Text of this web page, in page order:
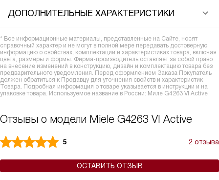
ДОПОЛНИТЕЛЬНЫЕ ХАРАКТЕРИСТИКИ
* Все информационные материалы, представленные на Сайте, носят
справочный характер и не могут в полной мере передавать достоверную
информацию о свойствах, комплектации и характеристиках товара, включая
цвета, размеры и формы. Фирма-производитель оставляет за собой право
на внесение изменений в конструкцию, дизайн и комплектацию товара без
предварительного уведомления. Перед оформлением Заказа Покупатель
должен обратиться к Продавцу для уточнения свойств и характеристик
Товара. Подробная информация о товаре указывается в инструкции и на
упаковке товара. Используемое название в России: Миле G4263 VI Active
Отзывы о модели Miele G4263 VI Active
5 2 отзыва
ОСТАВИТЬ ОТЗЫВ